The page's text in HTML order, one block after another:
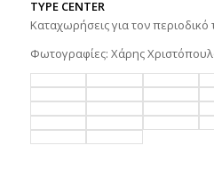
TYPE CENTER
Kαταχωρήσεις για τον περιοδικό
Φωτογραφίες: Χάρης